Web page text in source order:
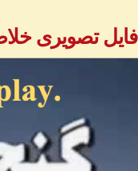
فایل تصویری خلاصه